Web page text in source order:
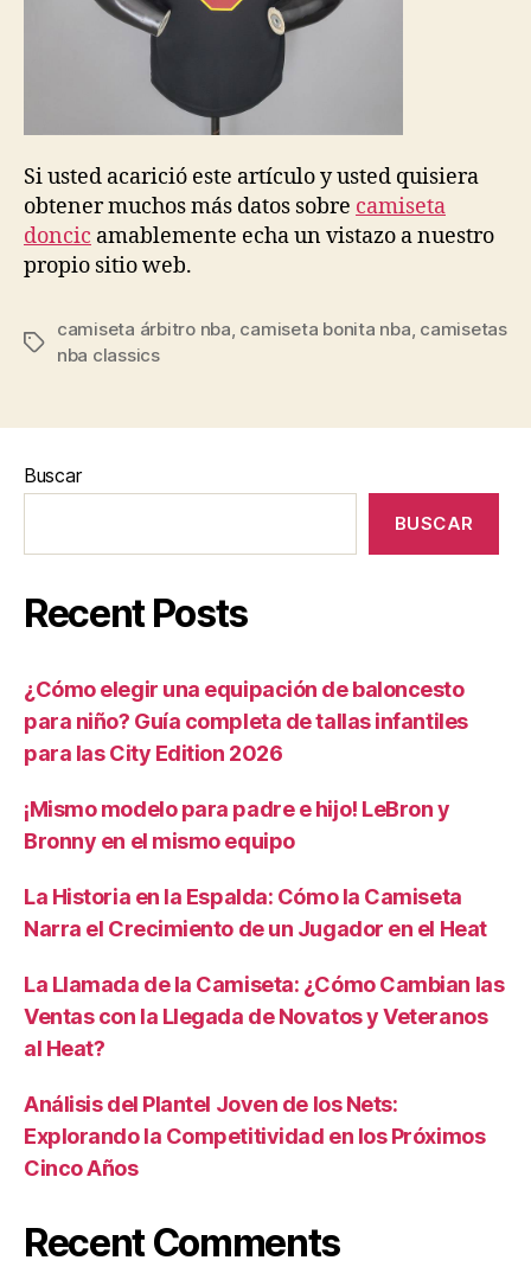
Si usted acarició este artículo y usted quisiera
obtener muchos más datos sobre camiseta
doncic amablemente echa un vistazo a nuestro
propio sitio web.
Etiquetas
camiseta árbitro nba camiseta bonita nba camisetas
nba classics
Buscar
BUSCAR
Recent Posts
¿Cómo elegir una equipación de baloncesto
para niño? Guía completa de tallas infantiles
para las City Edition 2026
¡Mismo modelo para padre e hijo! LeBron y
Bronny en el mismo equipo
La Historia en la Espalda: Cómo la Camiseta
Narra el Crecimiento de un Jugador en el Heat
La Llamada de la Camiseta: ¿Cómo Cambian las
Ventas con la Llegada de Novatos y Veteranos
al Heat?
Análisis del Plantel Joven de los Nets:
Explorando la Competitividad en los Próximos
Cinco Años
Recent Comments